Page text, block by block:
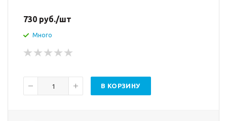
730 руб./шт
Много
В КОРЗИНУ